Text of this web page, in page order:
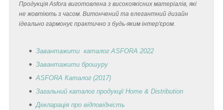
Продукція Asfora виготовлена з високоякісних матеріалів, які
не жовтіють з часом. Витончений та елегантний дизайн
ідеально гармонує практично з будь-яким інтер'єром.
Завантажити каталог ASFORA 2022
Завантажити брошуру
ASFORA Каталог (2017)
Загальний каталог продукції Home & Distribution
Декларація про відповідність